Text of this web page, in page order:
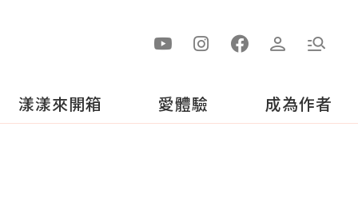
漾漾來開箱 愛體驗 成為作者